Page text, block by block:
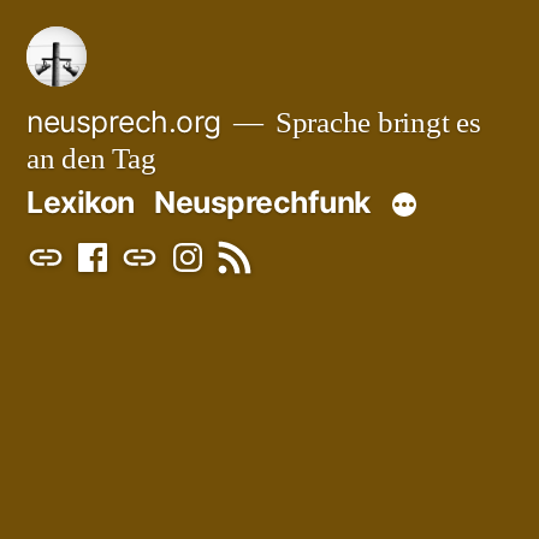
Zum
Inhalt
springen
neusprech.org
Sprache bringt es
an den Tag
Lexikon Neusprechfunk
MastodonFacebook
BlueskyInstagram
RSS